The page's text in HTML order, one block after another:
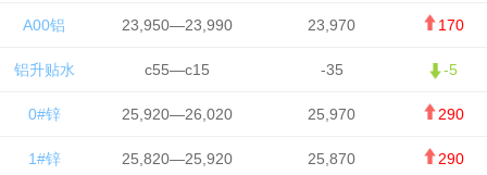
A00铝 23,950—23,990 23,970 170
铝升贴水 c55—c15 -35 -5
0#锌 25,920—26,020 25,970 290
1#锌 25,820—25,920 25,870 290